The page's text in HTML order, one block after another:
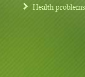
Health problems